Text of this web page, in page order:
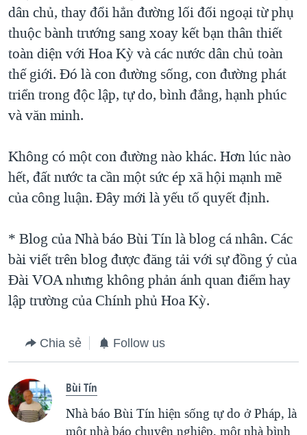
dân chủ, thay đổi hẳn đường lối đối ngoại từ phụ
thuộc bành trướng sang xoay kết bạn thân thiết
toàn diện với Hoa Kỳ và các nước dân chủ toàn
thế giới. Đó là con đường sống, con đường phát
triển trong độc lập, tự do, bình đẳng, hạnh phúc
và văn minh.
Không có một con đường nào khác. Hơn lúc nào
hết, đất nước ta cần một sức ép xã hội mạnh mẽ
của công luận. Đây mới là yếu tố quyết định.
* Blog của Nhà báo Bùi Tín là blog cá nhân. Các
bài viết trên blog được đăng tải với sự đồng ý của
Ðài VOA nhưng không phản ánh quan điểm hay
lập trường của Chính phủ Hoa Kỳ.
Chia sẻ Follow us
Bùi Tín
Nhà báo Bùi Tín hiện sống tự do ở Pháp, là